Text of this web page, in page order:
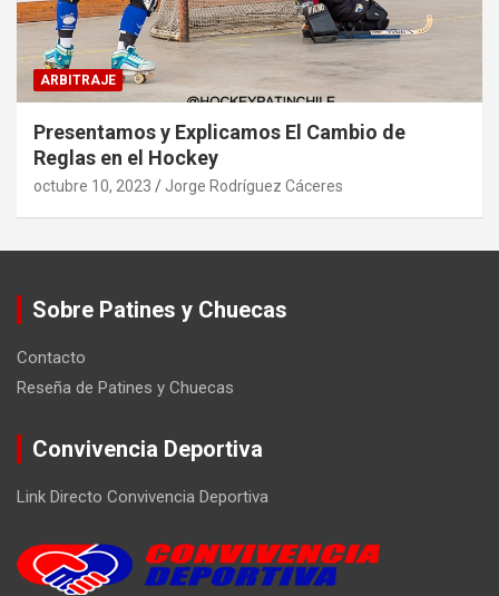
ARBITRAJE
Presentamos y Explicamos El Cambio de
Reglas en el Hockey
octubre 10, 2023 Jorge Rodríguez Cáceres
Sobre Patines y Chuecas
Contacto
Reseña de Patines y Chuecas
Convivencia Deportiva
Link Directo Convivencia Deportiva